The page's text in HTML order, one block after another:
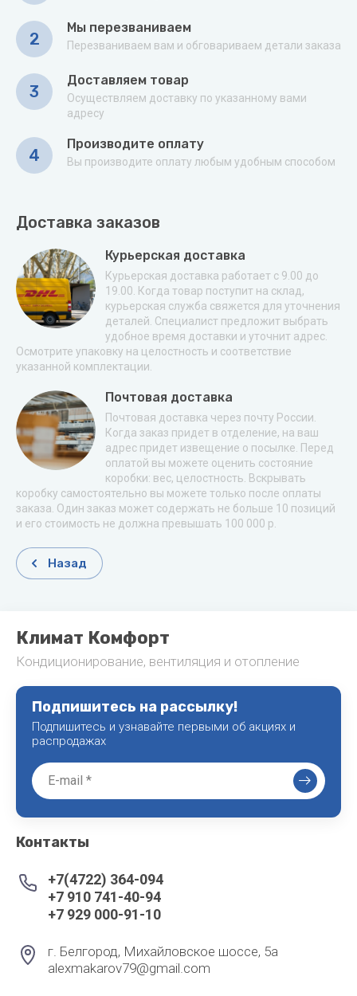
2
Мы перезваниваем
Перезваниваем вам и обговариваем детали заказа
3
Доставляем товар
Осуществляем доставку по указанному вами
адресу
4
Производите оплату
Вы производите оплату любым удобным способом
Доставка заказов
Курьерская доставка
Курьерская доставка работает с 9.00 до
19.00. Когда товар поступит на склад,
курьерская служба свяжется для уточнения
деталей. Специалист предложит выбрать
удобное время доставки и уточнит адрес.
Осмотрите упаковку на целостность и соответствие
указанной комплектации.
Почтовая доставка
Почтовая доставка через почту России.
Когда заказ придет в отделение, на ваш
адрес придет извещение о посылке. Перед
оплатой вы можете оценить состояние
коробки: вес, целостность. Вскрывать
коробку самостоятельно вы можете только после оплаты
заказа. Один заказ может содержать не больше 10 позиций
и его стоимость не должна превышать 100 000 р.
Назад
Климат Комфорт
Кондиционирование, вентиляция и отопление
Подпишитесь на рассылку!
Подпишитесь и узнавайте первыми об акциях и
распродажах
Контакты
+7(4722) 364-094
+7 910 741-40-94
+7 929 000-91-10
г. Белгород, Михайловское шоссе, 5а
alexmakarov79@gmail.com